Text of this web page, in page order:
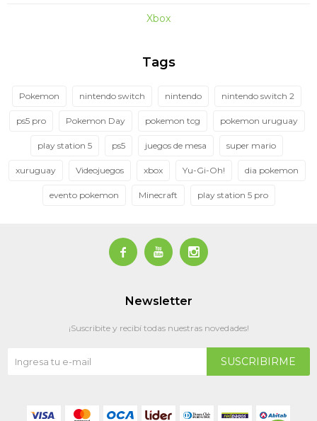
Xbox
Tags
Pokemon nintendo switch nintendo nintendo switch 2
ps5 pro Pokemon Day pokemon tcg pokemon uruguay
play station 5 ps5 juegos de mesa super mario
xuruguay Videojuegos xbox Yu-Gi-Oh! dia pokemon
evento pokemon Minecraft play station 5 pro
  
Newsletter
¡Suscribite y recibí todas nuestras novedades!
SUSCRIBIRME